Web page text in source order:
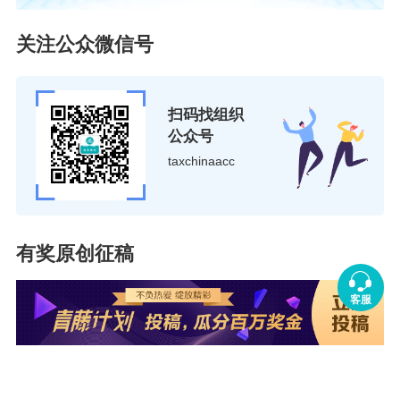
关注公众微信号
扫码找组织
公众号
taxchinaacc
有奖原创征稿
客服